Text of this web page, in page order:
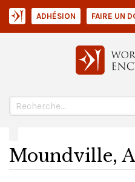
ADHÉSION FAIRE UN
Moundville,